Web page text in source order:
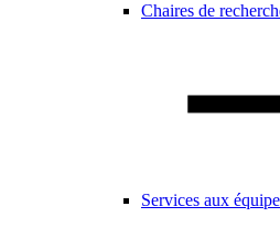
Chaires de
Services aux